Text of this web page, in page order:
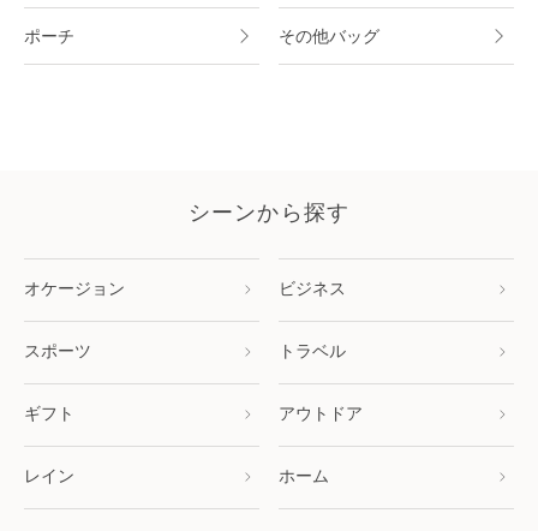
ポーチ その他バッグ
シーンから探す
オケージョン ビジネス
スポーツ トラベル
ギフト アウトドア
レイン ホーム